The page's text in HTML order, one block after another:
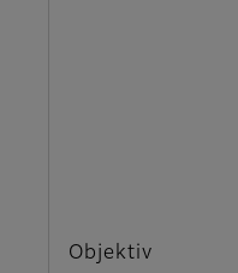
Objektiv